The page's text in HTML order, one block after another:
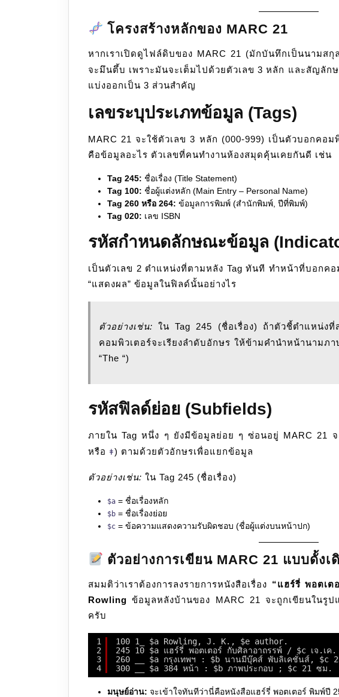
โครงสร้างหลักของ MARC 21
หากเราเปิดดูไฟล์ดิบของ MARC 21 (มักบันทึกเป็นนามสกุ
จะมึนตึ้บ เพราะมันจะเต็มไปด้วยตัวเลข 3 หลัก และสัญลัก
แบ่งออกเป็น 3 ส่วนสำคัญ
เลขระบุประเภทข้อมูล (Tags)
MARC 21 จะใช้ตัวเลข 3 หลัก (000-999) เป็นตัวบอกคอ
คือข้อมูลอะไร ตัวเลขที่คนทำงานห้องสมุดคุ้นเคยกันดี เช่น
Tag 245: ชื่อเรื่อง (Title Statement)
Tag 100: ชื่อผู้แต่งหลัก (Main Entry – Personal Name)
Tag 260 หรือ 264: ข้อมูลการพิมพ์ (สำนักพิมพ์, ปีที่พิมพ์)
Tag 020: เลข ISBN
รหัสกำหนดลักษณะข้อมูล
เป็นตัวเลข 2 ตำแหน่งที่ตามหลัง Tag ทันที ทำหน้าที่บอกคอ
“แสดงผล” ข้อมูลในฟิลด์นั้นอย่างไร
ตัวอย่างเช่น: ใน Tag 245 (ชื่อเรื่อง) ถ้าตัวชี้ตำแหน่งที่
คอมพิวเตอร์จะเรียงลำดับอักษร ให้ข้ามคำนำหน้านามภ
“The “)
รหัสฟิลด์ย่อย (Subfields)
ภายใน Tag หนึ่ง ๆ ยังมีข้อมูลย่อย ๆ ซ่อนอยู่ MARC 21
หรือ ǂ) ตามด้วยตัวอักษรเพื่อแยกข้อมูล
ตัวอย่างเช่น: ใน Tag 245 (ชื่อเรื่อง)
$a = ชื่อเรื่องหลัก
$b = ชื่อเรื่องย่อย
$c = ข้อความแสดงความรับผิดชอบ (ชื่อผู้แต่งบนหน้าปก)
ตัวอย่างการเขียน MARC 21 แบบดั้งเ
สมมติว่าเราต้องการลงรายการหนังสือเรื่อง “แฮร์รี่ พอตเต
Rowling ข้อมูลหลังบ้านของ MARC 21 จะถูกเขียนในรู
ครับ
1
2
3
4
100 1_ $a Rowling, J. K., $e author.
245 10 $a แฮร์รี่ พอตเตอร์ กับศิลาอาถรรพ์ / $c เจ.เ
260 __ $a กรุงเทพฯ : $b นานมีบุ๊คส์ พับลิเคชั่นส์, $c
300 __ $a 384 หน้า : $b ภาพประกอบ ; $c 21 ซม.
มนุษย์อ่าน: จะเข้าใจทันทีว่านี่คือหนังสือแฮร์รี่ พอตเตอร์ พิมพ์ปี